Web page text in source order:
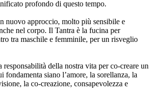
profondo di questo tempo.
nuovo approccio, molto più sensibile e
nel corpo. Il Tantra è la fucina per
tra maschile e femminile, per un risveglio
responsabilità della nostra vita per co-creare un
siano l’amore, la sorellanza, la
la co-creazione, consapevolezza e